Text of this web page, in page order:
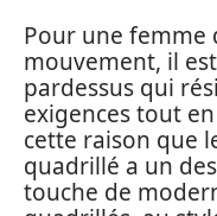
Pour une femme
mouvement, il
pardessus qui
exigences tout
cette raison que
quadrillé a un
touche de